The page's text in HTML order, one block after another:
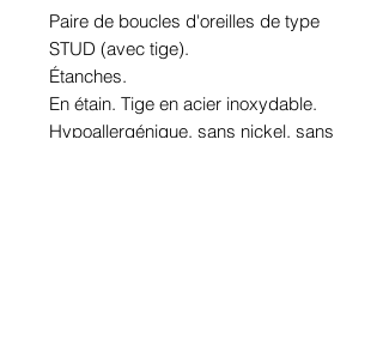
Paire de boucles d'oreilles de type
STUD (avec tige).
Étanches.
En étain. Tige en acier inoxydable.
Hypoallergénique, sans nickel, sans